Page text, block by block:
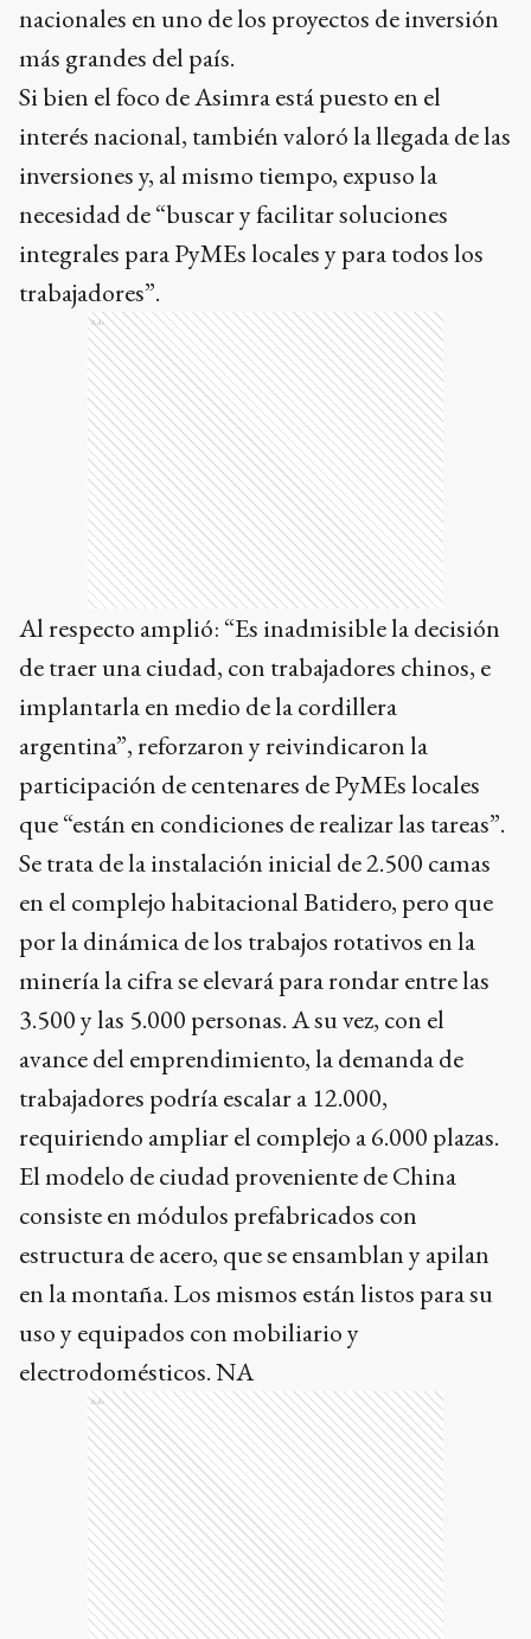
nacionales en uno de los proyectos de inversión
más grandes del país.
Si bien el foco de Asimra está puesto en el
interés nacional, también valoró la llegada de las
inversiones y, al mismo tiempo, expuso la
necesidad de “buscar y facilitar soluciones
integrales para PyMEs locales y para todos los
trabajadores”.
Ads
Al respecto amplió: “Es inadmisible la decisión
de traer una ciudad, con trabajadores chinos, e
implantarla en medio de la cordillera
argentina”, reforzaron y reivindicaron la
participación de centenares de PyMEs locales
que “están en condiciones de realizar las tareas”.
Se trata de la instalación inicial de 2.500 camas
en el complejo habitacional Batidero, pero que
por la dinámica de los trabajos rotativos en la
minería la cifra se elevará para rondar entre las
3.500 y las 5.000 personas. A su vez, con el
avance del emprendimiento, la demanda de
trabajadores podría escalar a 12.000,
requiriendo ampliar el complejo a 6.000 plazas.
El modelo de ciudad proveniente de China
consiste en módulos prefabricados con
estructura de acero, que se ensamblan y apilan
en la montaña. Los mismos están listos para su
uso y equipados con mobiliario y
electrodomésticos. NA
Ads